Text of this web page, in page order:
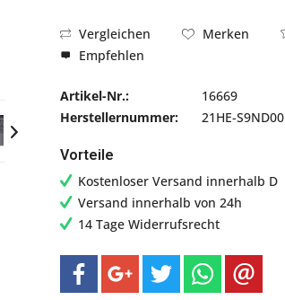
Vergleichen Merken
Empfehlen
Artikel-Nr.:
16669
Herstellernummer:
21HE-S9ND00
Vorteile
Kostenloser Versand innerhalb D
Versand innerhalb von 24h
14 Tage Widerrufsrecht